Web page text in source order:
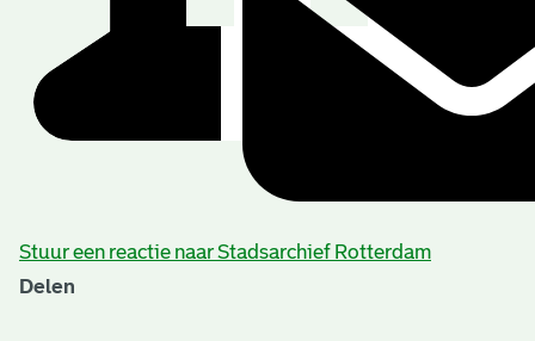
Stuur een reactie naar Stadsarchief Rotterdam
Delen